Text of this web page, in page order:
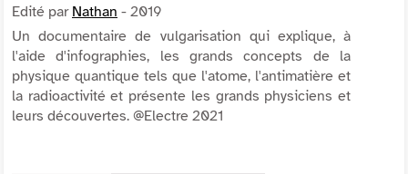
Edité par Nathan - 2019
Un documentaire de vulgarisation qui explique, à
l'aide d'infographies, les grands concepts de la
physique quantique tels que l'atome, l'antimatière et
la radioactivité et présente les grands physiciens et
leurs découvertes. @Electre 2021